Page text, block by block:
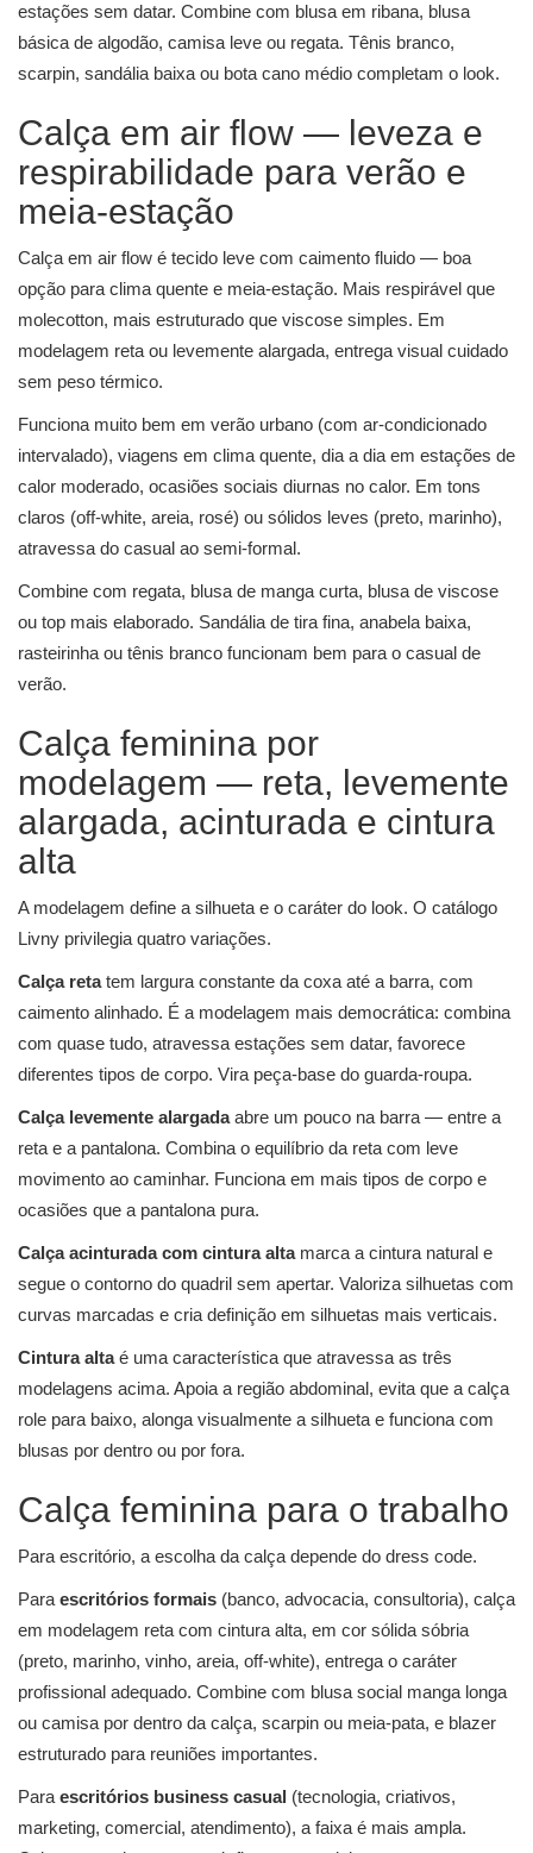
estações sem datar. Combine com blusa em ribana, blusa
básica de algodão, camisa leve ou regata. Tênis branco,
scarpin, sandália baixa ou bota cano médio completam o look.
Calça em air flow — leveza e
respirabilidade para verão e
meia-estação
Calça em air flow é tecido leve com caimento fluido — boa
opção para clima quente e meia-estação. Mais respirável que
molecotton, mais estruturado que viscose simples. Em
modelagem reta ou levemente alargada, entrega visual cuidado
sem peso térmico.
Funciona muito bem em verão urbano (com ar-condicionado
intervalado), viagens em clima quente, dia a dia em estações de
calor moderado, ocasiões sociais diurnas no calor. Em tons
claros (off-white, areia, rosé) ou sólidos leves (preto, marinho),
atravessa do casual ao semi-formal.
Combine com regata, blusa de manga curta, blusa de viscose
ou top mais elaborado. Sandália de tira fina, anabela baixa,
rasteirinha ou tênis branco funcionam bem para o casual de
verão.
Calça feminina por
modelagem — reta, levemente
alargada, acinturada e cintura
alta
A modelagem define a silhueta e o caráter do look. O catálogo
Livny privilegia quatro variações.
Calça retatem largura constante da coxa até a barra, com
caimento alinhado. É a modelagem mais democrática: combina
com quase tudo, atravessa estações sem datar, favorece
diferentes tipos de corpo. Vira peça-base do guarda-roupa.
Calça levemente alargadaabre um pouco na barra — entre a
reta e a pantalona. Combina o equilíbrio da reta com leve
movimento ao caminhar. Funciona em mais tipos de corpo e
ocasiões que a pantalona pura.
Calça acinturada com cintura altamarca a cintura natural e
segue o contorno do quadril sem apertar. Valoriza silhuetas com
curvas marcadas e cria definição em silhuetas mais verticais.
Cintura altaé uma característica que atravessa as três
modelagens acima. Apoia a região abdominal, evita que a calça
role para baixo, alonga visualmente a silhueta e funciona com
blusas por dentro ou por fora.
Calça feminina para o trabalho
Para escritório, a escolha da calça depende do dress code.
Para escritórios formais (banco, advocacia, consultoria), calça
em modelagem reta com cintura alta, em cor sólida sóbria
(preto, marinho, vinho, areia, off-white), entrega o caráter
profissional adequado. Combine com blusa social manga longa
ou camisa por dentro da calça, scarpin ou meia-pata, e blazer
estruturado para reuniões importantes.
Para escritórios business casual (tecnologia, criativos,
marketing, comercial, atendimento), a faixa é mais ampla.